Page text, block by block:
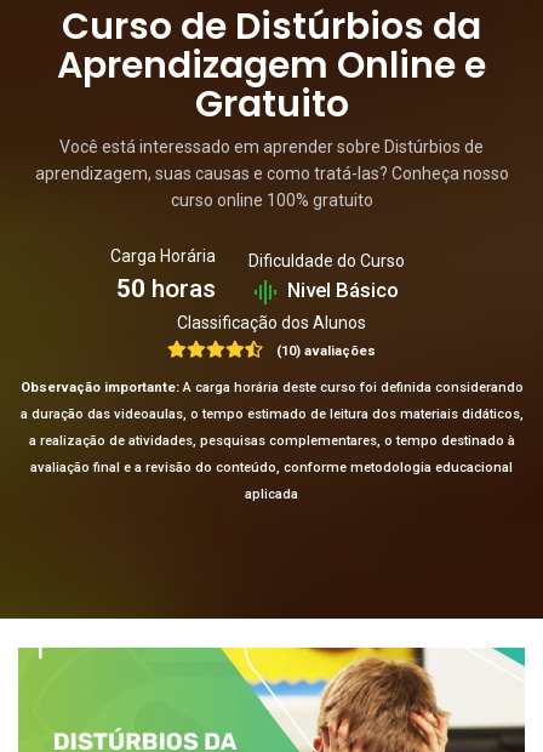
Curso de Distúrbios da
Aprendizagem Online e
Gratuito
Você está interessado em aprender sobre Distúrbios de
aprendizagem, suas causas e como tratá-las? Conheça nosso
curso online 100% gratuito
Carga Horária
50 horas
Dificuldade do Curso
Nivel Básico
Classificação dos Alunos
(10) avaliações
Observação importante:A carga horária deste curso foi definida considerando
a duração das videoaulas, o tempo estimado de leitura dos materiais didáticos,
a realização de atividades, pesquisas complementares, o tempo destinado à
avaliação final e a revisão do conteúdo, conforme metodologia educacional
aplicada